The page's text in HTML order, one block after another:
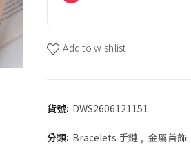
Add to wishlist
貨號: DWS2606121151
分類: Bracelets 手鏈 , 金屬首飾